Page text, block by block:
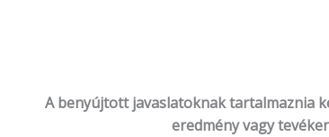
A benyújtott javaslatoknak tartalmaznia
eredmény vagy